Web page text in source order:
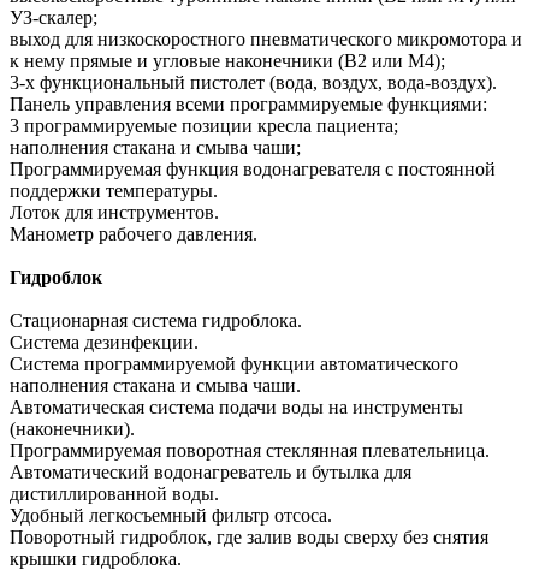
УЗ-скалер;
выход для низкоскоростного пневматического микромотора и
к нему прямые и угловые наконечники (B2 или M4);
3-х функциональный пистолет (вода, воздух, вода-воздух).
Панель управления всеми программируемые функциями:
3 программируемые позиции кресла пациента;
наполнения стакана и смыва чаши;
Программируемая функция водонагревателя с постоянной
поддержки температуры.
Лоток для инструментов.
Манометр рабочего давления.
Гидроблок
Стационарная система гидроблока.
Система дезинфекции.
Система программируемой функции автоматического
наполнения стакана и смыва чаши.
Автоматическая система подачи воды на инструменты
(наконечники).
Программируемая поворотная стеклянная плевательница.
Автоматический водонагреватель и бутылка для
дистиллированной воды.
Удобный легкосъемный фильтр отсоса.
Поворотный гидроблок, где залив воды сверху без снятия
крышки гидроблока.